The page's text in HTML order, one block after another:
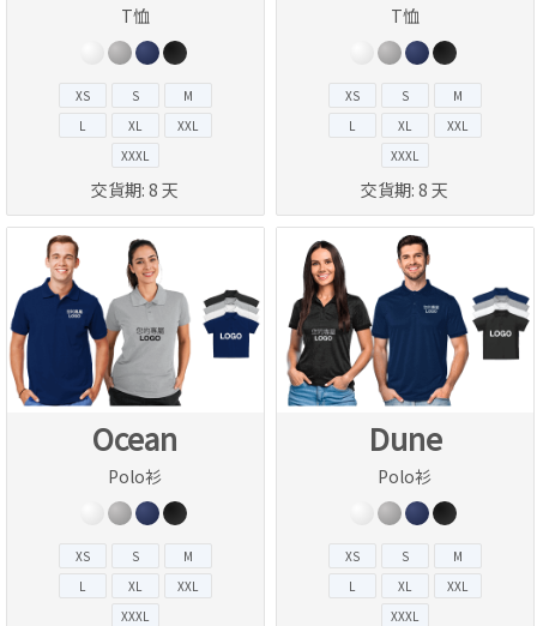
T恤
XS S
M
L
XL
XXL
XXXL
交貨期: 8 天
T恤
XS S
M
L
XL
XXL
XXXL
交貨期: 8 天
Ocean
Polo衫
XS S
M
L
XL
XXL
XXXL
Dune
Polo衫
XS S
M
L
XL
XXL
XXXL